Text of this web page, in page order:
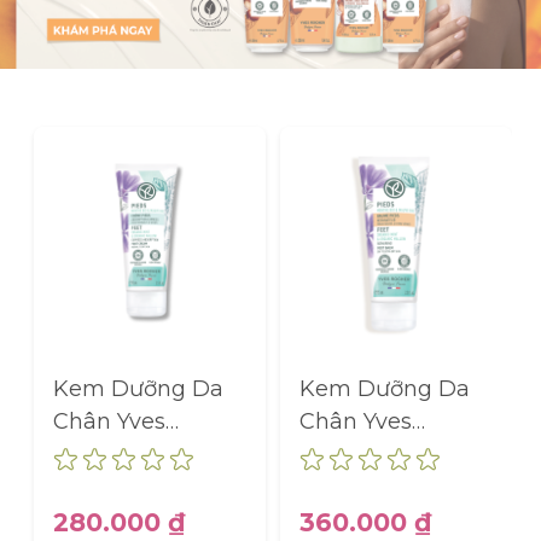
Kem Dưỡng Da
Chân Yves
Rocher Nuôi
Tức Thì Cho Mọi
280.000 ₫
Kem Dưỡng Da
Chân Yves
Rocher Dưỡng
Da Khô Đến Rất
360.000 ₫